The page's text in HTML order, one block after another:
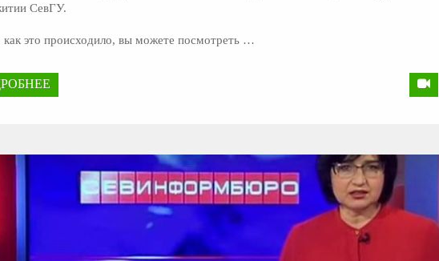
СевГУ.
это происходило, вы можете посмотреть …